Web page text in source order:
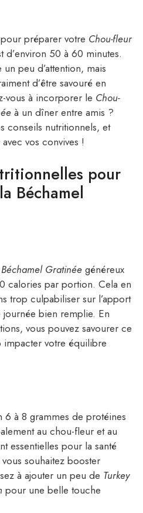
préparer votre Chou-fleur
d’environ 50 à 60 minutes.
peu d’attention, mais
d’être savouré en
vous à incorporer le Chou-
à un dîner entre amis ?
conseils nutritionnels, et
vos convives !
pour
Béchamel
Gratinée généreux
calories par portion. Cela en
trop culpabiliser sur l’apport
bien remplie. En
vous pouvez savourer ce
impacter votre équilibre
à 8 grammes de protéines
au chou-fleur et au
essentielles pour la santé
souhaitez booster
à ajouter un peu de Turkey
pour une belle touche